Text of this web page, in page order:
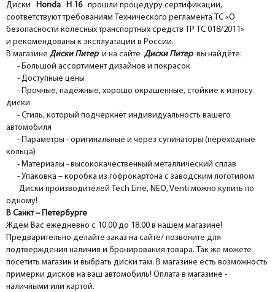
Диски Honda H 16 прошли процедуру сертификации,
соответствуют требованиям Технического регламента ТС «О
безопасности колёсных транспортных средств ТР ТС 018/2011»
и рекомендованы к эксплуатации в России.
В магазине Диски Питер и на сайте Диски Питер вы найдёте:
- Большой ассортимент дизайнов и покрасок
- Доступные цены
- Прочные, надёжные, хорошо окрашенные, стойкие к износу
диски
- Стиль, который подчеркнёт индивидуальность вашего
автомобиля
- Параметры - оригинальные и через супинаторы (переходные
кольца)
- Материалы - высококачественный металлический сплав
- Упаковка – коробка из гофрокартона с заводским логотипом
Диски производителей Tech Line, NEO, Venti можно купить по
одному!
В Санкт – Петербурге
Ждём Вас ежедневно с 10.00 до 18.00 в нашем магазине!
Предварительно делайте заказ на сайте/ позвоните для
подтверждения наличия и бронирования товара. Так же можете
посетить магазин и выбрать диски там. В магазине есть возможность
примерки дисков на ваш автомобиль! Оплата в магазине -
наличными или картой.